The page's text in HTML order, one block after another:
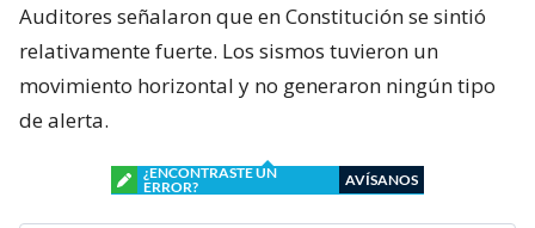
Auditores señalaron que en Constitución se sintió
relativamente fuerte. Los sismos tuvieron un
movimiento horizontal y no generaron ningún tipo
de alerta.
¿ENCONTRASTE UN
ERROR?
AVÍSANOS